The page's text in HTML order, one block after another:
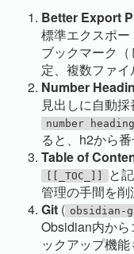
Better Export
標準エクスポー
ブックマーク
定、複数ファ
Number
見出しに自動
number
ると、h2から
Table of
[[_TOC_]]
と
管理の手間を削
Git ( obsidian-
Obsidian内か
ックアップ機